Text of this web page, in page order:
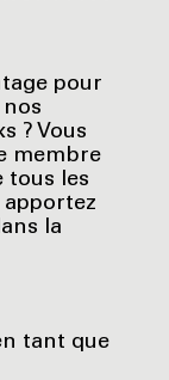
pour
? Vous
membre
tous les
apportez
la
tant que